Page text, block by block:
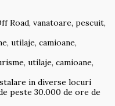
Road, vanatoare, pescuit,
utilaje, camioane,
utilaje, camioane,
in diverse locuri
peste 30.000 de ore de